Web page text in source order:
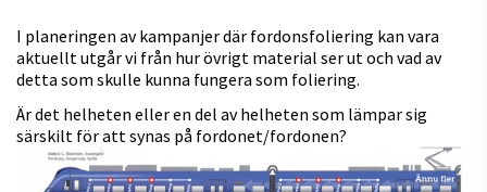
I planeringen av kampanjer där fordonsfoliering kan vara
aktuellt utgår vi från hur övrigt material ser ut och vad av
detta som skulle kunna fungera som foliering.
Är det helheten eller en del av helheten som lämpar sig
särskilt för att synas på fordonet/fordonen?